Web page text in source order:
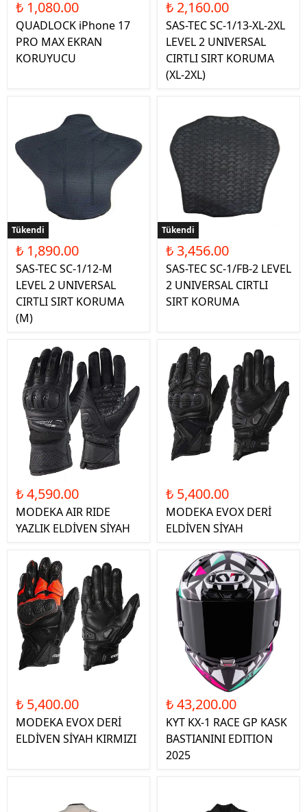
₺ 1,080.00
QUADLOCK iPhone 17
PRO MAX EKRAN
KORUYUCU
₺ 2,160.00
SAS-TEC SC-1/13-XL-2XL
LEVEL 2 UNIVERSAL
CIRTLI SIRT KORUMA
(XL-2XL)
Tükendi
₺ 1,890.00
SAS-TEC SC-1/12-M
LEVEL 2 UNIVERSAL
CIRTLI SIRT KORUMA
(M)
Tükendi
₺ 3,456.00
SAS-TEC SC-1/FB-2 LEVEL
2 UNIVERSAL CIRTLI
SIRT KORUMA
₺ 4,590.00
MODEKA AIR RIDE
YAZLIK ELDİVEN SİYAH
₺ 5,400.00
MODEKA EVOX DERİ
ELDİVEN SİYAH
₺ 5,400.00
MODEKA EVOX DERİ
ELDİVEN SİYAH KIRMIZI
₺ 43,200.00
KYT KX-1 RACE GP KASK
BASTIANINI EDITION
2025